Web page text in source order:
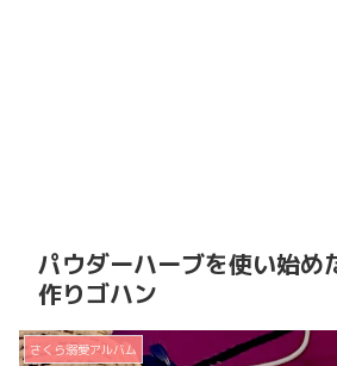
パウダーハーブを使い始
作りゴハン
さくら溺愛アルバム